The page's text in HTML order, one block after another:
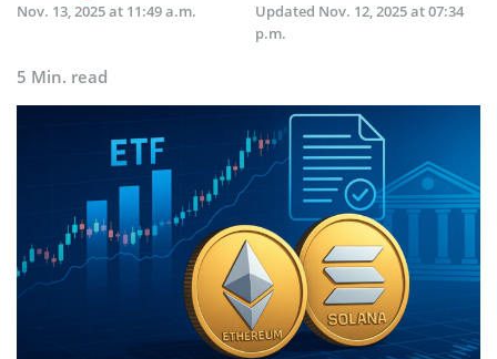
Nov. 13, 2025 at 11:49 a.m.
Updated Nov. 12, 2025 at 07:34
p.m.
5 Min. read